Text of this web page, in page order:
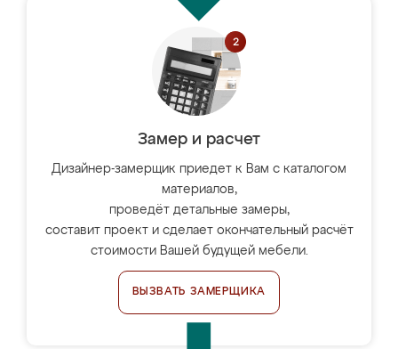
Замер и расчет
Дизайнер-замерщик приедет к Вам с каталогом
материалов,
проведёт детальные замеры,
составит проект и сделает окончательный расчёт
стоимости Вашей будущей мебели.
ВЫЗВАТЬ ЗАМЕРЩИКА